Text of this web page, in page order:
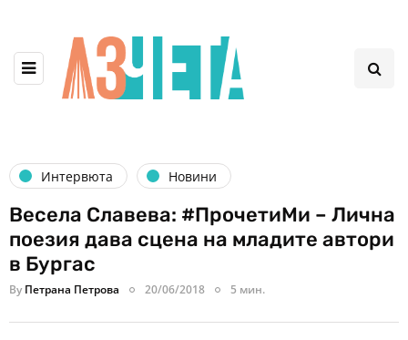
Интервюта Новини
Весела Славева: #ПрочетиМи – Лична
поезия дава сцена на младите автори
в Бургас
By Петрана Петрова 20/06/2018 5 мин.